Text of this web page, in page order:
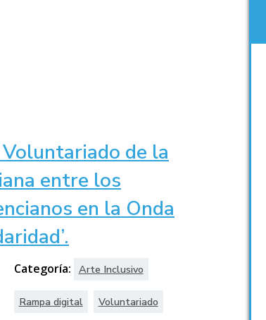
de la
entre los
en la Onda
Categoría: Arte Inclusivo
Rampa digital Voluntariado